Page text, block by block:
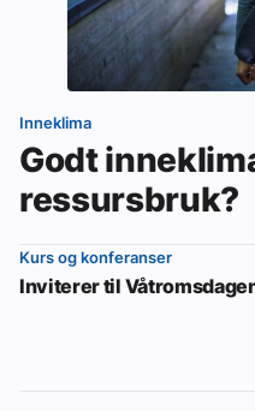
Inneklima
Godt
ressursbruk?
Kurs og konferanser
Inviterer til